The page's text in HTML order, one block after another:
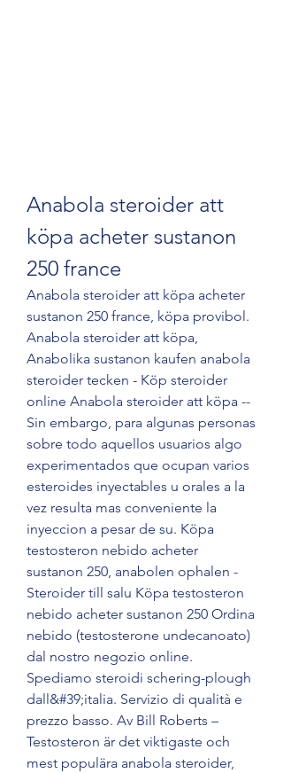
Anabola steroider att
köpa acheter sustanon
250 france
Anabola steroider att köpa acheter
sustanon 250 france, köpa provibol.
Anabola steroider att köpa,
Anabolika sustanon kaufen anabola
steroider tecken - Köp steroider
online Anabola steroider att köpa --
Sin embargo, para algunas personas
sobre todo aquellos usuarios algo
experimentados que ocupan varios
esteroides inyectables u orales a la
vez resulta mas conveniente la
inyeccion a pesar de su. Köpa
testosteron nebido acheter
sustanon 250, anabolen ophalen -
Steroider till salu Köpa testosteron
nebido acheter sustanon 250 Ordina
nebido (testosterone undecanoato)
dal nostro negozio online.
Spediamo steroidi schering-plough
dall&#39;italia. Servizio di qualità e
prezzo basso. Av Bill Roberts –
Testosteron är det viktigaste och
mest populära anabola steroider,